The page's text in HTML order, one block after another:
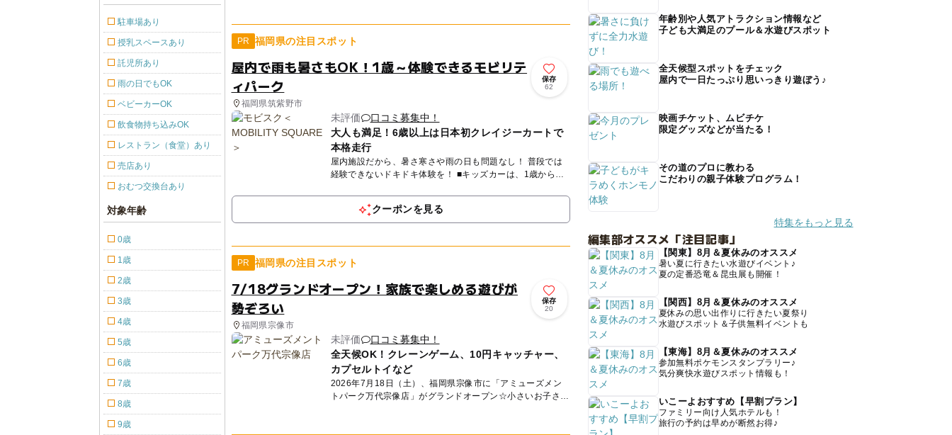
PR 福岡県の注目スポット
屋内で雨も暑さもOK！1歳～体験できるモビリテ
ィパーク
福岡県筑紫野市
保存
62
未評価
口コミ募集中！
大人も満足！6歳以上は日本初クレイジーカートで
本格走行
屋内施設だから、暑さ寒さや雨の日も問題なし！ 普段では
経験できないドキドキ体験を！ ■キッズカーは、1歳から乗
クーポンを見る
PR 福岡県の注目スポット
7/18グランドオープン！家族で楽しめる遊びが
勢ぞろい
福岡県宗像市
保存
20
未評価
口コミ募集中！
全天候OK！クレーンゲーム、10円キャッチャー、
カプセルトイなど
2026年7月18日（土）、福岡県宗像市に「アミューズメン
トパーク万代宗像店」がグランドオープン☆小さいお子さん
駐車場あり
授乳スペースあり
託児所あり
雨の日でもOK
ベビーカーOK
飲食物持ち込みOK
レストラン（食堂）あり
売店あり
おむつ交換台あり
対象年齢
0歳
1歳
2歳
3歳
4歳
5歳
6歳
7歳
8歳
9歳
年齢別や人気アトラクション情報など
子ども大満足のプール＆水遊びスポット
全天候型スポットをチェック
屋内で一日たっぷり思いっきり遊ぼう♪
映画チケット、ムビチケ
限定グッズなどが当たる！
その道のプロに教わる
こだわりの親子体験プログラム！
特集をもっと見る
編集部オススメ「注目記事」
【関東】8月＆夏休みのオススメ
暑い夏に行きたい水遊びイベント♪
夏の定番恐竜＆昆虫展も開催！
【関西】8月＆夏休みのオススメ
夏休みの思い出作りに行きたい夏祭り
水遊びスポット＆子供無料イベントも
【東海】8月＆夏休みのオススメ
参加無料ポケモンスタンプラリー♪
気分爽快水遊びスポット情報も！
いこーよおすすめ【早割プラン】
ファミリー向け人気ホテルも！
旅行の予約は早めが断然お得♪